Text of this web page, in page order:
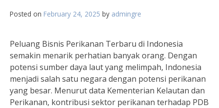
Posted on February 24, 2025 by admingre
Peluang Bisnis Perikanan Terbaru di Indonesia
semakin menarik perhatian banyak orang. Dengan
potensi sumber daya laut yang melimpah, Indonesia
menjadi salah satu negara dengan potensi perikanan
yang besar. Menurut data Kementerian Kelautan dan
Perikanan, kontribusi sektor perikanan terhadap PDB